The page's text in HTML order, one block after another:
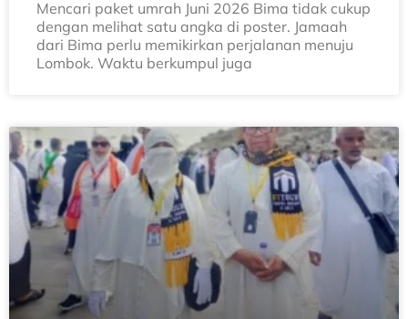
Mencari paket umrah Juni 2026 Bima tidak cukup
dengan melihat satu angka di poster. Jamaah
dari Bima perlu memikirkan perjalanan menuju
Lombok. Waktu berkumpul juga